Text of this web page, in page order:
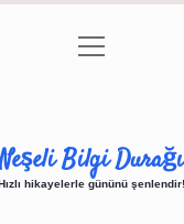
Gizlilik Politikası
menüyü
aç
Neşeli Bilgi Durağı
hikayelerle gününü şenlendir!